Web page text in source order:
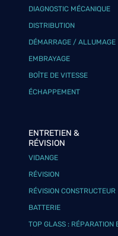
DIAGNOSTIC MÉCANIQUE
DISTRIBUTION
DÉMARRAGE / ALLUMAGE
EMBRAYAGE
BOÎTE DE VITESSE
ÉCHAPPEMENT
ENTRETIEN &
RÉVISION
VIDANGE
RÉVISION
RÉVISION CONSTRUCTEUR
BATTERIE
TOP GLASS :